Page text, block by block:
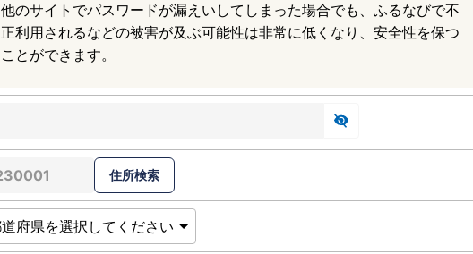
他のサイトでパスワードが漏えいしてしまった場合でも、ふるなびで不
正利用されるなどの被害が及ぶ可能性は非常に低くなり、安全性を保つ
ことができます。